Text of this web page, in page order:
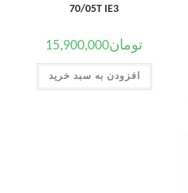
70/05T IE3
تومان15,900,000
افزودن به سبد خرید